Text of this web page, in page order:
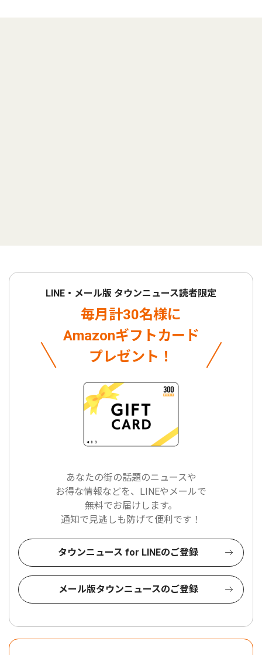
LINE・メール版 タウンニュース読者限定
毎月計30名様に
Amazonギフトカード
プレゼント！
あなたの街の話題のニュースや
お得な情報などを、LINEやメールで
無料でお届けします。
通知で見逃しも防げて便利です！
タウンニュース for LINEのご登録
メール版タウンニュースのご登録